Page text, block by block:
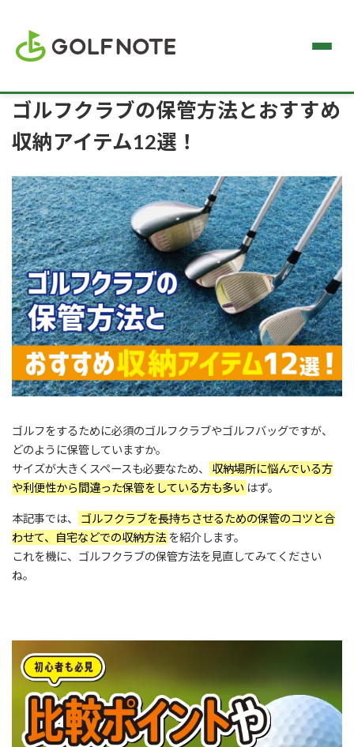
ゴルフクラブの保管方法とおすすめ
収納アイテム12選！
ゴルフをするために必須のゴルフクラブやゴルフバッグですが、
どのように保管していますか。
サイズが大きくスペースも必要なため、
収納場所に悩んでいる方
や利便性から間違った保管をしている方も多い はず。
本記事では、
ゴルフクラブを長持ちさせるための保管のコツと合
わせて、自宅などでの収納方法 を紹介します。
これを機に、ゴルフクラブの保管方法を見直してみてください
ね。